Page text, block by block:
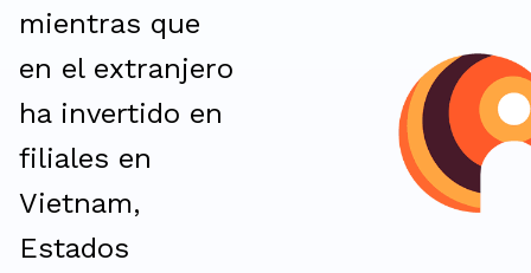
mientras que
en el extranjero
ha invertido en
filiales en
Vietnam,
Estados